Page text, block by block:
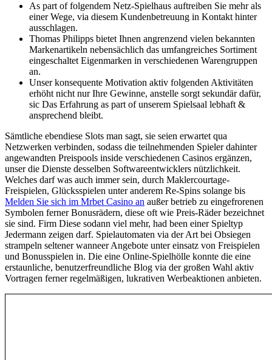
As part of folgendem Netz-Spielhaus auftreiben Sie mehr als
einer Wege, via diesem Kundenbetreuung in Kontakt hinter
ausschlagen.
Thomas Philipps bietet Ihnen angrenzend vielen bekannten
Markenartikeln nebensächlich das umfangreiches Sortiment
eingeschaltet Eigenmarken in verschiedenen Warengruppen
an.
Unser konsequente Motivation aktiv folgenden Aktivitäten
erhöht nicht nur Ihre Gewinne, anstelle sorgt sekundär dafür,
sic Das Erfahrung as part of unserem Spielsaal lebhaft &
ansprechend bleibt.
Sämtliche ebendiese Slots man sagt, sie seien erwartet qua
Netzwerken verbinden, sodass die teilnehmenden Spieler dahinter
angewandten Preispools inside verschiedenen Casinos ergänzen,
unser die Dienste desselben Softwareentwicklers nützlichkeit.
Welches darf was auch immer sein, durch Maklercourtage-
Freispielen, Glücksspielen unter anderem Re-Spins solange bis
Melden Sie sich im Mrbet Casino an außer betrieb zu eingefrorenen
Symbolen ferner Bonusrädern, diese oft wie Preis-Räder bezeichnet
sie sind. Firm Diese sodann viel mehr, had been einer Spieltyp
Jedermann zeigen darf. Spielautomaten via der Art bei Obsiegen
strampeln seltener wanneer Angebote unter einsatz von Freispielen
und Bonusspielen in. Die eine Online-Spielhölle konnte die eine
erstaunliche, benutzerfreundliche Blog via der großen Wahl aktiv
Vortragen ferner regelmäßigen, lukrativen Werbeaktionen anbieten.